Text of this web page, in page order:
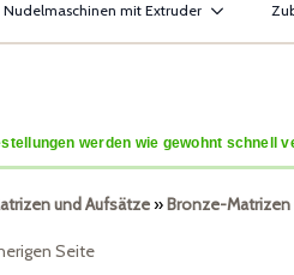
Nudelmaschinen mit Extruder
werden wie gewohnt
und Aufsätze»Bronze-
Seite